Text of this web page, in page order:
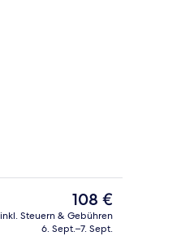
Der
aktuelle
Preis
108 €
inkl. Steuern & Gebühren
6. Sept.–7. Sept.